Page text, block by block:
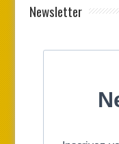
Newsletter